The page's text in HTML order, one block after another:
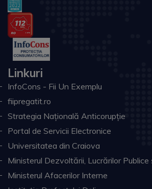
Linkuri
InfoCons - Fii Un Exemplu
fiipregatit.ro
Strategia Națională Anticorupție
Portal de Servicii Electronice
Universitatea din Craiova
Ministerul Dezvoltării, Lucrărilor
Ministerul Afacerilor Interne